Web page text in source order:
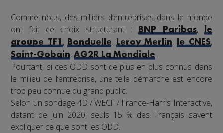
Comme nous, des milliers d’entreprises dans le monde
ont fait ce choix structurant :
BNP Paribas,
le
groupe TF1 , Bonduelle, Leroy Merlin, le CNES,
Saint-Gobain,AG2R La Mondiale...
Pourtant, si ces ODD sont de plus en plus connus dans
le milieu de l’entreprise, une telle démarche est encore
trop peu connue du grand public.
Selon un sondage 4D / WECF / France-Harris Interactive,
datant de juin 2020, seuls 15 % des Français savent
expliquer ce que sont les ODD.